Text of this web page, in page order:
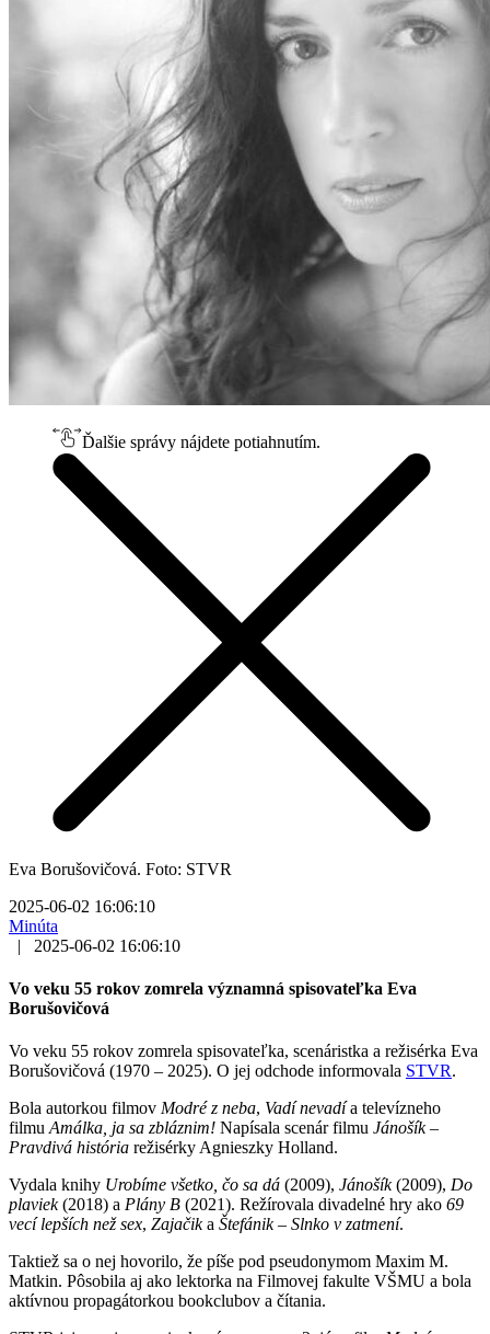
Ďalšie správy nájdete potiahnutím.
Eva Borušovičová. Foto: STVR
2025-06-02 16:06:10
Minúta
|
2025-06-02 16:06:10
Vo veku 55 rokov zomrela významná spisovateľka Eva
Borušovičová
Vo veku 55 rokov zomrela spisovateľka, scenáristka a režisérka Eva
Borušovičová (1970 – 2025). O jej odchode informovala STVR.
Bola autorkou filmov Modré z neba, Vadí nevadía televízneho
filmuAmálka, ja sa zbláznim! Napísala scenár filmu Jánošík –
Pravdivá história režisérky Agnieszky Holland.
Vydala knihy Urobíme všetko, čo sa dá (2009), Jánošík(2009), Do
plaviek(2018) a Plány B (2021). Režírovala divadelné hry ako 69
vecí lepších než sex, Zajačika Štefánik – Slnko v zatmení.
Taktiež sa o nej hovorilo, že píše pod pseudonymom Maxim M.
Matkin. Pôsobila aj ako lektorka na Filmovej fakulte VŠMU a bola
aktívnou propagátorkou bookclubov a čítania.